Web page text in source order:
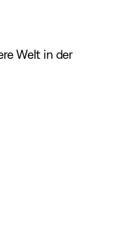
Welt in der